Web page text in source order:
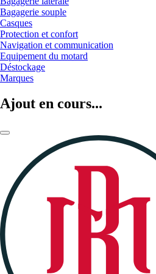
Bagagerie souple
Casques
Protection et confort
Navigation et communication
Equipement du motard
Déstockage
Marques
Ajout en cours...